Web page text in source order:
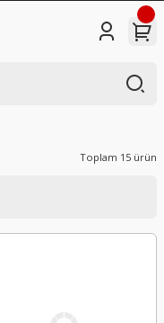
Toplam 15 ürün